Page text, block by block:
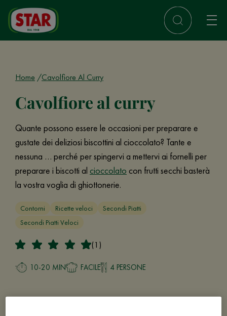
Home Cavolfiore Al Curry
Cavolfiore al curry
Quante possono essere le occasioni per preparare e
gustate dei deliziosi biscottini al cioccolato? Tante e
nessuna … perché per spingervi a mettervi ai fornelli per
preparare i biscotti al cioccolato con frutti secchi basterà
la vostra voglia di ghiottonerie.
Contorni Ricette veloci
Secondi Piatti
Secondi Piatti Veloci
(1)
10-20 MIN FACILE 4 PERSONE